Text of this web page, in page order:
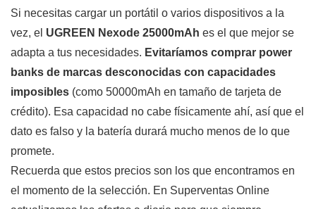
Si necesitas cargar un portátil o varios dispositivos a la
vez, el UGREEN Nexode 25000mAh es el que mejor se
adapta a tus necesidades. Evitaríamos comprar power
banks de marcas desconocidas con capacidades
imposibles (como 50000mAh en tamaño de tarjeta de
crédito). Esa capacidad no cabe físicamente ahí, así que el
dato es falso y la batería durará mucho menos de lo que
promete.
Recuerda que estos precios son los que encontramos en
el momento de la selección. En Superventas Online